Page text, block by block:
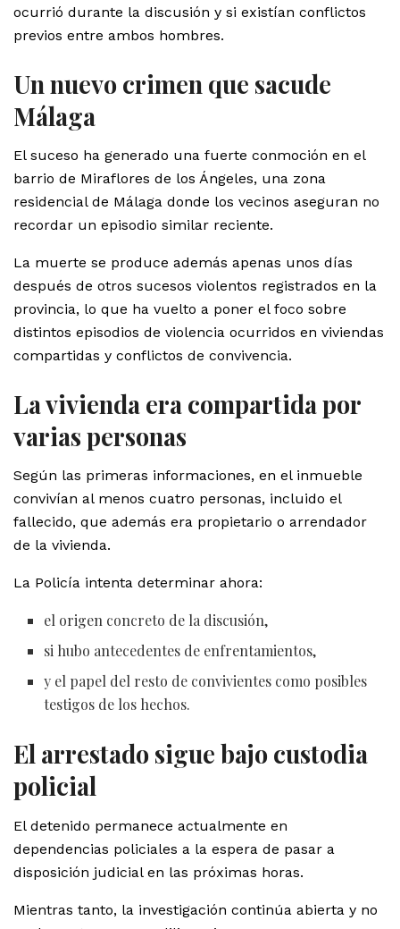
ocurrió durante la discusión y si existían conflictos
previos entre ambos hombres.
Un nuevo crimen que sacude
Málaga
El suceso ha generado una fuerte conmoción en el
barrio de Miraflores de los Ángeles, una zona
residencial de Málaga donde los vecinos aseguran no
recordar un episodio similar reciente.
La muerte se produce además apenas unos días
después de otros sucesos violentos registrados en la
provincia, lo que ha vuelto a poner el foco sobre
distintos episodios de violencia ocurridos en viviendas
compartidas y conflictos de convivencia.
La vivienda era compartida por
varias personas
Según las primeras informaciones, en el inmueble
convivían al menos cuatro personas, incluido el
fallecido, que además era propietario o arrendador
de la vivienda.
La Policía intenta determinar ahora:
el origen concreto de la discusión,
si hubo antecedentes de enfrentamientos,
y el papel del resto de convivientes como posibles
testigos de los hechos.
El arrestado sigue bajo custodia
policial
El detenido permanece actualmente en
dependencias policiales a la espera de pasar a
disposición judicial en las próximas horas.
Mientras tanto, la investigación continúa abierta y no